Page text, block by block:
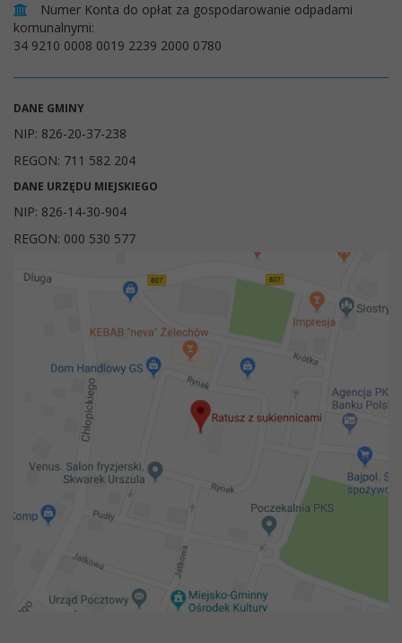
Numer Konta do opłat za gospodarowanie odpadami
komunalnymi:
34 9210 0008 0019 2239 2000 0780
DANE GMINY
NIP: 826-20-37-238
REGON: 711 582 204
DANE URZĘDU MIEJSKIEGO
NIP: 826-14-30-904
REGON: 000 530 577